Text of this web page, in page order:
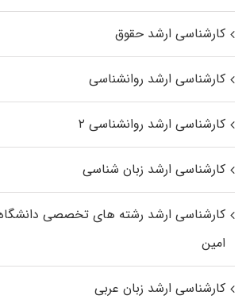
کارشناسی ارشد حقوق
کارشناسی ارشد روانشناسی
کارشناسی ارشد روانشناسی ۲
کارشناسی ارشد زبان شناسی
کارشناسی ارشد رﺷﺘﻪ ﻫﺎی تخصصی داﻧﺸﮕﺎه
اﻣﻴﻦ
کارشناسی ارشد زبان عربی